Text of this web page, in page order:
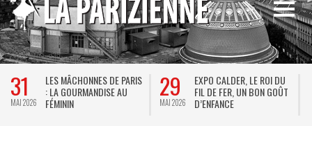
31
MAI 2026
LES MÂCHONNES DE PARIS
: LA GOURMANDISE AU
FÉMININ
29
MAI 2026
EXPO CALDER, LE ROI DU
FIL DE FER, UN BON GOÛT
D’ENFANCE